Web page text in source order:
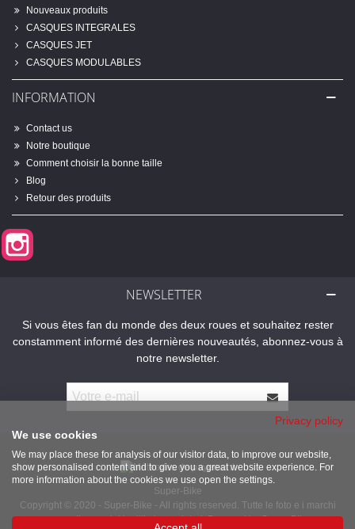
Nouveaux produits
CASQUES INTEGRALES
CASQUES JET
CASQUES MODULABLES
INFORMATION
Contact us
Notre boutique
Comment choisir la bonne taille
Blog
Retour des produits
NEWSLETTER
Si vous êtes fan du monde des deux roues et souhaitez rester
constamment informé des dernières nouveautés, abonnez-vous à
notre newsletter.
Super-Bike
Copyright © 2020 - Super-Bike - All rights reserved. Tutte le foto e i marchi
presenti sono dei legittimi proprietari. Powered by Super-Bike
Privacy policy
We use cookies
We may place these for analysis of our visitor data, to improve our website,
show personalised content and to give you a great website experience. For
more information about the cookies we use open the settings.